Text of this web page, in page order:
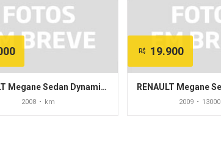
RENAULT Megane Sedan Dynamique Hi-Flex 1.6 16V
2008 • km
R$ 19.900
2009 •